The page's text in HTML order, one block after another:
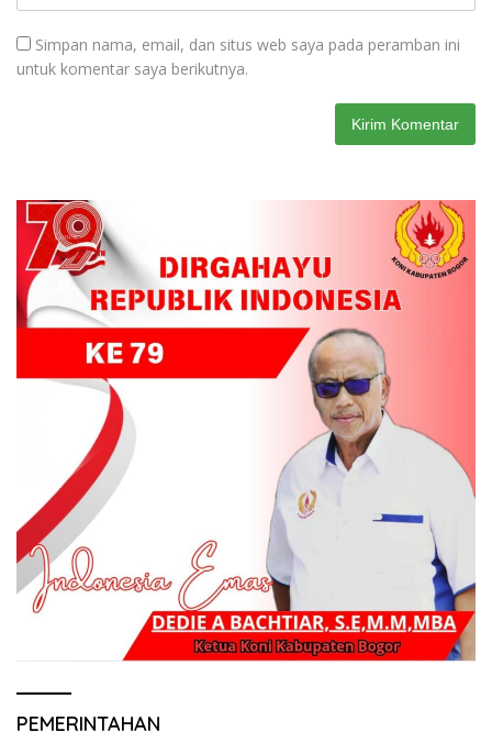
Simpan nama, email, dan situs web saya pada peramban ini
untuk komentar saya berikutnya.
PEMERINTAHAN